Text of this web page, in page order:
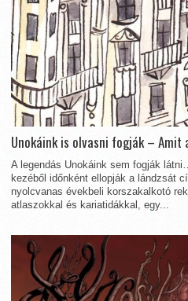
Unokáink is olvasni fogják –
A legendás Unokáink sem fogják
kezéből időnként ellopják a lándzsát
nyolcvanas évekbeli korszakalkotó
atlaszokkal és kariatidákkal, egy...